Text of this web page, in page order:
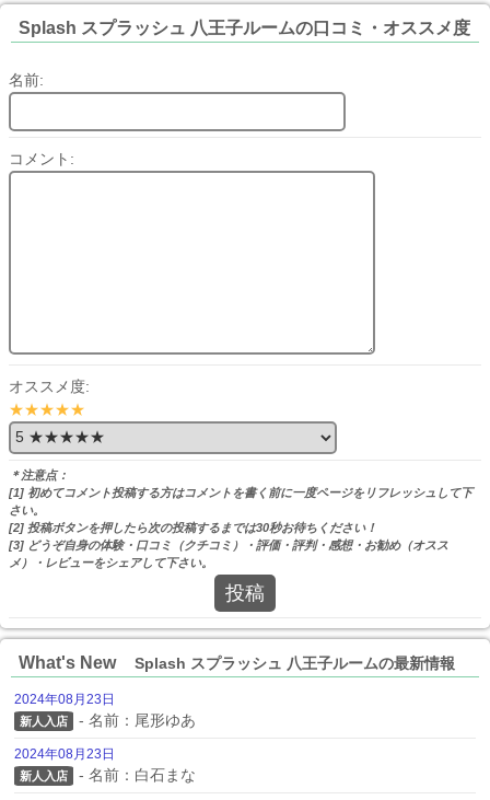
Splash スプラッシュ 八王子ルームの口コミ・オススメ度
名前:
コメント:
オススメ度:
★★★★★
＊注意点：
[1] 初めてコメント投稿する方はコメントを書く前に一度ページをリフレッシュして下
さい。
[2] 投稿ボタンを押したら次の投稿するまでは30秒お待ちください！
[3] どうぞ自身の体験・口コミ（クチコミ）・評価・評判・感想・お勧め（オスス
メ）・レビューをシェアして下さい。
投稿
What's New Splash スプラッシュ 八王子ルームの最新情報
2024年08月23日
新人入店 - 名前：尾形ゆあ
2024年08月23日
新人入店 - 名前：白石まな